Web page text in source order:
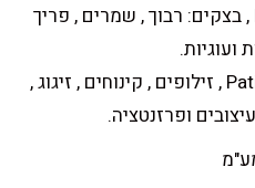
– עולם האפיה Boulangerie , בצקים: רבוך , שמרים , פריך
ועוגיות.
– עולם הקונדיטוריה Patisserie , זילופים , קינוחים , זיגוג ,
ופרזנטציה.